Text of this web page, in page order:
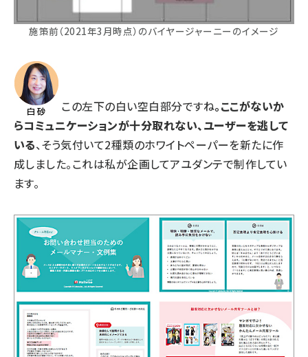
施策前（2021年3月時点）のバイヤージャーニーのイメージ
この左下の白い空白部分ですね。ここがないか
らコミュニケーションが十分取れない、ユーザーを逃して
いる、そう気付いて2種類のホワイトペーパーを新たに作
成しました。これは私が企画してアユダンテで制作してい
ます。